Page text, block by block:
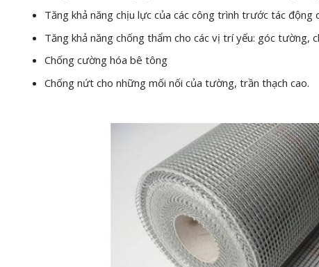
Tăng khả năng chịu lực của các công trình trước tác động
Tăng khả năng chống thẩm cho các vị trí yếu: góc
Chống cường hóa bê tông
Chống nứt cho những mối nối của tường, trần thạch cao.